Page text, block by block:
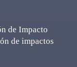
de Impacto
de impactos